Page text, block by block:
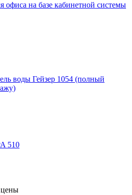
офиса на базе кабинетной системы
воды Гейзер 1054 (полный
510
цены